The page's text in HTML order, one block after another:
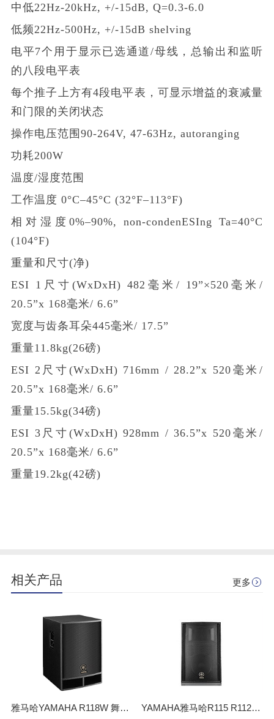
中低22Hz-20kHz, +/-15dB, Q=0.3-6.0
低频22Hz-500Hz, +/-15dB shelving
电平7个用于显示已选通道/母线，总输出和监听
的八段电平表
每个推子上方有4段电平表，可显示增益的衰减量
和门限的关闭状态
操作电压范围90-264V, 47-63Hz, autoranging
功耗200W
温度/湿度范围
工作温度 0°C–45°C (32°F–113°F)
相对湿度0%–90%, non-condenESIng Ta=40°C
(104°F)
重量和尺寸(净)
ESI 1尺寸(WxDxH) 482毫米/ 19”×520毫米/
20.5”x 168毫米/ 6.6”
宽度与齿条耳朵445毫米/ 17.5”
重量11.8kg(26磅)
ESI 2尺寸(WxDxH) 716mm / 28.2”x 520毫米/
20.5”x 168毫米/ 6.6”
重量15.5kg(34磅)
ESI 3尺寸(WxDxH) 928mm / 36.5”x 520毫米/
20.5”x 168毫米/ 6.6”
重量19.2kg(42磅)
相关产品 更多
雅马哈YAMAHA R118W 舞台演出多媒体教室会议多功能厅 大功率音箱 YAMAHA雅马哈R115 R112 专业音响设备 演出舞台KTV会议户外音箱